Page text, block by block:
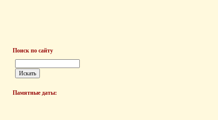
Поиск по сайту
Памятные даты: